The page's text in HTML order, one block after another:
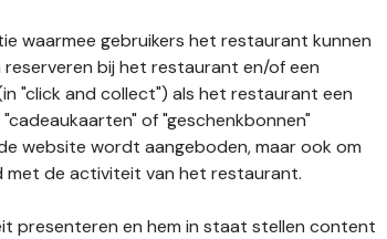
waarmee gebruikers het restaurant kunnen
bij het restaurant en/of een
"click and collect") als het restaurant een
of "geschenkbonnen"
website wordt aangeboden, maar ook om
met de activiteit van het restaurant.
presenteren en hem in staat stellen content